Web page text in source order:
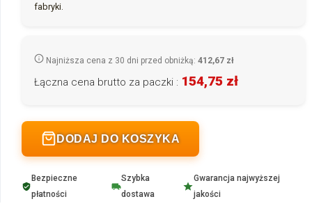
fabryki.
Najniższa cena z 30 dni przed obniżką: 412,67 zł
Łączna cena brutto za paczki : 154,75 zł
DODAJ DO KOSZYKA
Bezpieczne
płatności
Szybka
dostawa
Gwarancja najwyższej
jakości